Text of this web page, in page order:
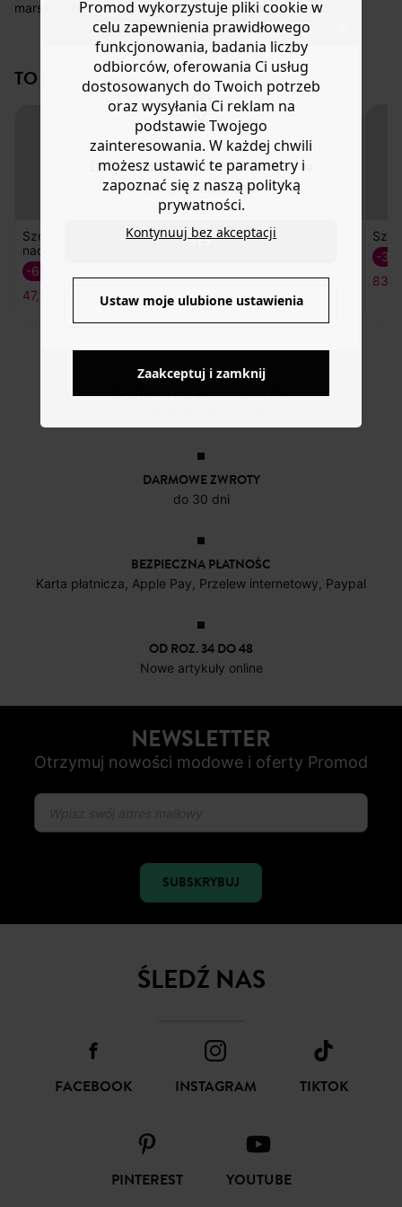
Do you want to be redirected to
www.promod.com ?
YES
NO
koszt przesyłki wynosi 9,40 zł.
i od daty otrzymania produktów na ich zwrot
Pomoc
marszczony i elastyczny pas. Wykończenie ściegiem. Te
damskie szorty są wykonane w 100% z bawełny
pochodzącej z ekologicznych upraw, uprawianej bez
pestycydów, nawozów chemicznych i GMO w celu
ochrony bioróżnorodności.
TO NA PEWNO CI SIĘ SPODOBA!
Szorty z
nadrukiem
47,50 ZŁ
Płócienne
71,50 ZŁ
Spodenki
59,50 ZŁ
-
DOSTAWA DO PACZKOMATÓW
4 do 6 dni roboczych
DARMOWE ZWROTY
do 30 dni
BEZPIECZNA PŁATNOŚC
Karta płatnicza, Apple Pay, Przelew internetowy, Paypal
OD ROZ. 34 DO 48
NEWSLETTER
ŚLEDŹ NAS
INSTAGRAM
Promod wykorzystuje pliki cookie w
celu zapewnienia prawidłowego
funkcjonowania, badania liczby
odbiorców, oferowania Ci usług
dostosowanych do Twoich potrzeb
oraz wysyłania Ci reklam na
podstawie Twojego
zainteresowania. W każdej chwili
możesz ustawić te parametry i
zapoznać się z naszą polityką
prywatności.
Kontynuuj bez akceptacji
Ustaw moje ulubione ustawienia
Zaakceptuj i zamknij